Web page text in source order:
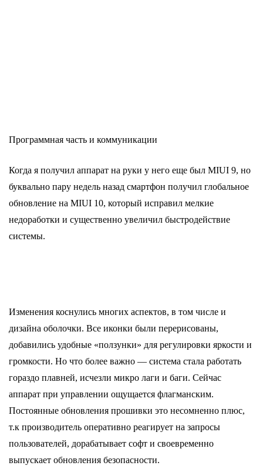
Программная часть и коммуникации
Когда я получил аппарат на руки у него еще был MIUI 9, но
буквально пару недель назад смартфон получил глобальное
обновление на MIUI 10, который исправил мелкие
недоработки и существенно увеличил быстродействие
системы.
Изменения коснулись многих аспектов, в том числе и
дизайна оболочки. Все иконки были перерисованы,
добавились удобные «ползунки» для регулировки яркости и
громкости. Но что более важно — система стала работать
гораздо плавней, исчезли микро лаги и баги. Сейчас
аппарат при управлении ощущается флагманским.
Постоянные обновления прошивки это несомненно плюс,
т.к производитель оперативно реагирует на запросы
пользователей, дорабатывает софт и своевременно
выпускает обновления безопасности.